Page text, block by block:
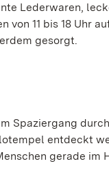
Lederwaren,
11 bis 18 Uhr
gesorgt.
Spaziergang
entdeckt
gerade im